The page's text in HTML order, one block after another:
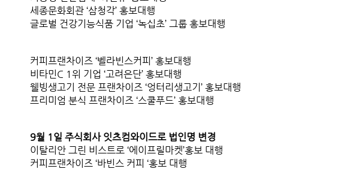
세종문화회관 ‘삼청각’ 홍보대행
글로벌 건강기능식품 기업 ‘녹십초’ 그룹 홍보대행
커피프랜차이즈 ‘벨라빈스커피’ 홍보대행
비타민C 1위 기업 ‘고려은단’ 홍보대행
웰빙생고기 전문 프랜차이즈 ‘엉터리생고기’ 홍보대행
프리미엄 분식 프랜차이즈 ‘스쿨푸드’ 홍보대행
9월 1일 주식회사 잇츠컴와이드로 법인명 변경
이탈리안 그린 비스트로 ‘에이프릴마켓’홍보 대행
커피프랜차이즈 ‘바빈스 커피 ‘홍보 대행